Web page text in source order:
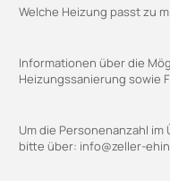
Welche Heizung passt zu
Informationen über die
Heizungssanierung sowie
Um die Personenanzahl
bitte über: info@zeller-